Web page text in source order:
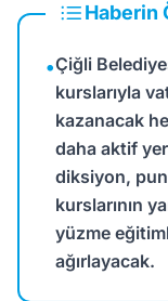
Haberin
•Çiğli
kurslarıyla
kazanacak
daha aktif
diksiyon,
kurslarının
yüzme
ağırlayacak.